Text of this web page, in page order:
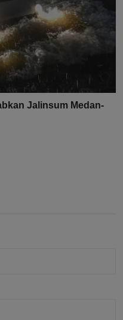
Jalinsum Medan-